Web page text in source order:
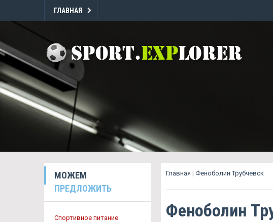
ГЛАВНАЯ
МОЖЕМ
ПРЕДЛОЖИТЬ
Спортивное питание
Главная | Феноболин Трубчевск
Феноболин